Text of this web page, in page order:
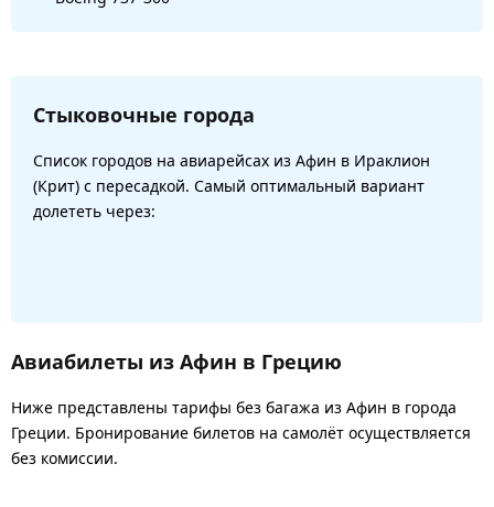
Стыковочные города
Список городов на авиарейсах из Афин в Ираклион
(Крит) с пересадкой. Самый оптимальный вариант
долететь через:
Авиабилеты из Афин в Грецию
Ниже представлены тарифы без багажа из Афин в города
Греции. Бронирование билетов на самолёт осуществляется
без комиссии.